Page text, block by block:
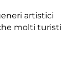
artistici
molti turisti